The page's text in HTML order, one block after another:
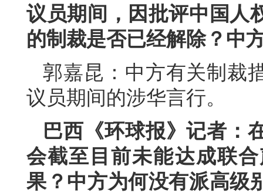
议员期间，因批评中国人
的制裁是否已经解除？中
郭嘉昆：中方有关制裁
议员期间的涉华言行。
巴西《环球报》记者：
会截至目前未能达成联
果？中方为何没有派高级